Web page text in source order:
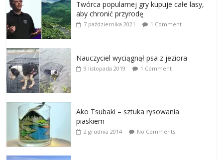
Twórca popularnej gry kupuje całe lasy,
aby chronić przyrodę
7 października 2021 1 Comment
Nauczyciel wyciągnął psa z jeziora
9 listopada 2019 1 Comment
Ako Tsubaki – sztuka rysowania
piaskiem
2 grudnia 2014 No Comments